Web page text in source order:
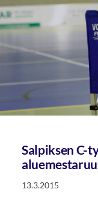
Salpiksen C-
13.3.2015